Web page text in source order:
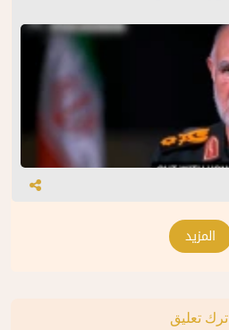
المزيد
اترك تعليق